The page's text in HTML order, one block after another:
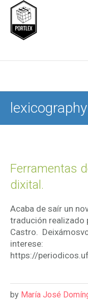
lexicography
Ferramentas
dixital.
Acaba de saír un
tradución realizado
Castro.
interese:
https://
by María José